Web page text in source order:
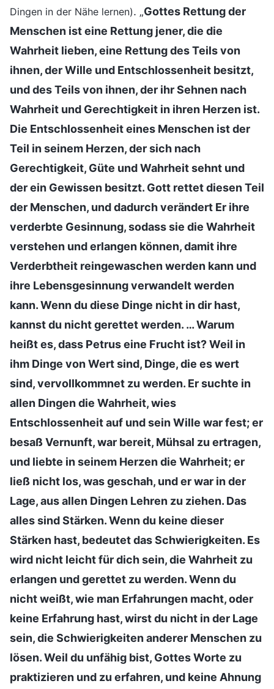
Dingen in der Nähe lernen). „Gottes Rettung der
Menschen ist eine Rettung jener, die die
Wahrheit lieben, eine Rettung des Teils von
ihnen, der Wille und Entschlossenheit besitzt,
und des Teils von ihnen, der ihr Sehnen nach
Wahrheit und Gerechtigkeit in ihren Herzen ist.
Die Entschlossenheit eines Menschen ist der
Teil in seinem Herzen, der sich nach
Gerechtigkeit, Güte und Wahrheit sehnt und
der ein Gewissen besitzt. Gott rettet diesen Teil
der Menschen, und dadurch verändert Er ihre
verderbte Gesinnung, sodass sie die Wahrheit
verstehen und erlangen können, damit ihre
Verderbtheit reingewaschen werden kann und
ihre Lebensgesinnung verwandelt werden
kann. Wenn du diese Dinge nicht in dir hast,
kannst du nicht gerettet werden. … Warum
heißt es, dass Petrus eine Frucht ist? Weil in
ihm Dinge von Wert sind, Dinge, die es wert
sind, vervollkommnet zu werden. Er suchte in
allen Dingen die Wahrheit, wies
Entschlossenheit auf und sein Wille war fest; er
besaß Vernunft, war bereit, Mühsal zu ertragen,
und liebte in seinem Herzen die Wahrheit; er
ließ nicht los, was geschah, und er war in der
Lage, aus allen Dingen Lehren zu ziehen. Das
alles sind Stärken. Wenn du keine dieser
Stärken hast, bedeutet das Schwierigkeiten. Es
wird nicht leicht für dich sein, die Wahrheit zu
erlangen und gerettet zu werden. Wenn du
nicht weißt, wie man Erfahrungen macht, oder
keine Erfahrung hast, wirst du nicht in der Lage
sein, die Schwierigkeiten anderer Menschen zu
lösen. Weil du unfähig bist, Gottes Worte zu
praktizieren und zu erfahren, und keine Ahnung